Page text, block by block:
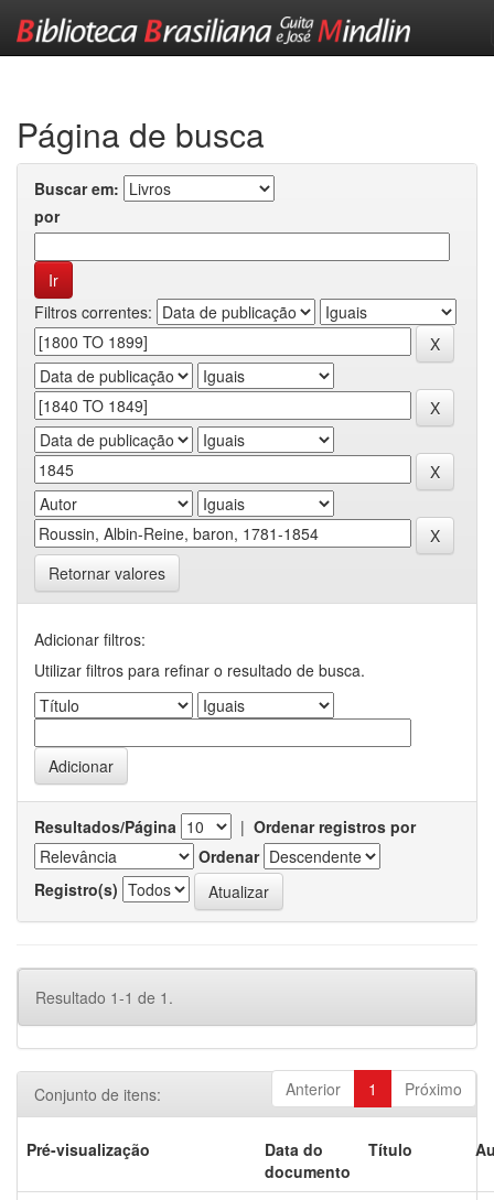
Página de busca
Buscar em:
por
Filtros correntes:
Retornar valores
Adicionar filtros:
Utilizar filtros para refinar o resultado de busca.
Resultados/Página | Ordenar registros por
Ordenar
Registro(s)
Resultado 1-1 de 1.
Anterior 1 Próximo
Conjunto de itens:
Pré-visualização
Data do
documento
Título